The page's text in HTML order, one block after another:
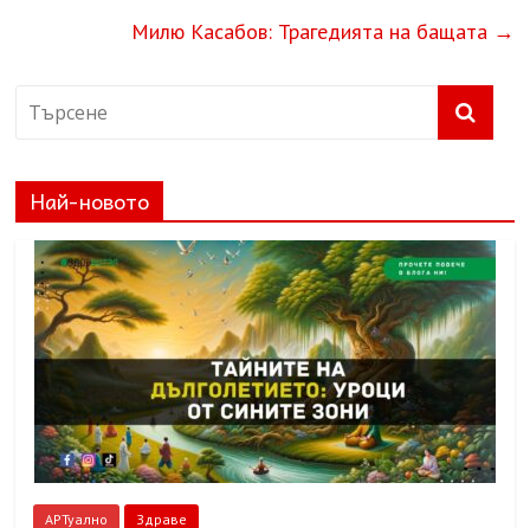
Милю Касабов: Трагедията на бащата →
Най-новото
АРТуално Здраве